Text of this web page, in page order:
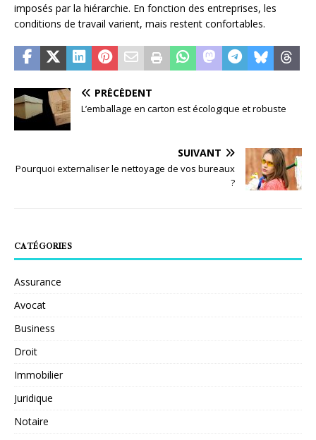
imposés par la hiérarchie. En fonction des entreprises, les
conditions de travail varient, mais restent confortables.
PRÉCÉDENT
L’emballage en carton est écologique et robuste
SUIVANT
Pourquoi externaliser le nettoyage de vos bureaux
?
CATÉGORIES
Assurance
Avocat
Business
Droit
Immobilier
Juridique
Notaire